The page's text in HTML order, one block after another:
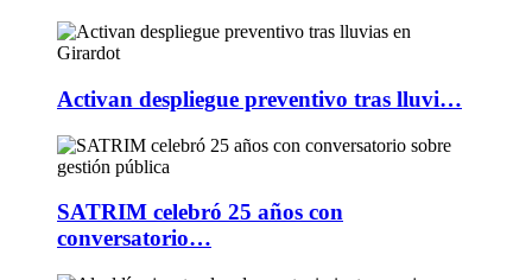
Activan despliegue preventivo tras lluvi…
SATRIM celebró 25 años con
conversatorio…